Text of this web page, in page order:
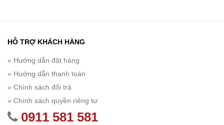
HỖ TRỢ KHÁCH HÀNG
» Hướng dẫn đặt hàng
» Hướng dẫn thanh toán
» Chính sách đổi trả
» Chính sách quyền riêng tư
0911 581 581